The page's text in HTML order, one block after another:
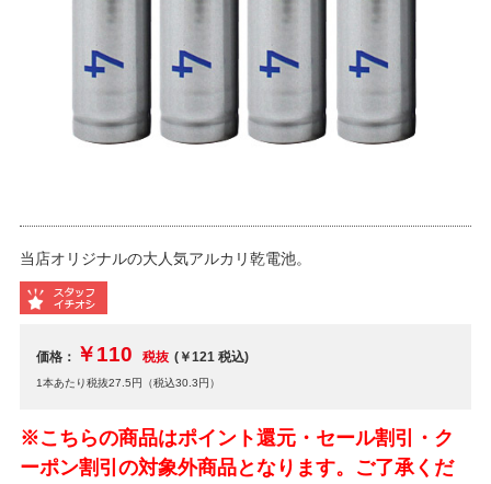
当店オリジナルの大人気アルカリ乾電池。
価格： ￥110 税抜 (￥121税込)
1本あたり税抜27.5円（税込30.3円）
※こちらの商品はポイント還元・セール割引・ク
ーポン割引の対象外商品となります。ご了承くだ